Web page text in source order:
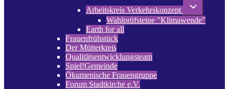
Männerkreis
Arbeitskreis Verkehrskonzept
Arbeitskreis
Wahlprüfsteine "Klimawende"
Earth for all
Frauenfrühstück
Der Mütterkreis
Qualitätsentwicklungsteam
Spiel!Gemeinde
Ökumenische Frauengruppe
Forum Stadtkirche e.V.